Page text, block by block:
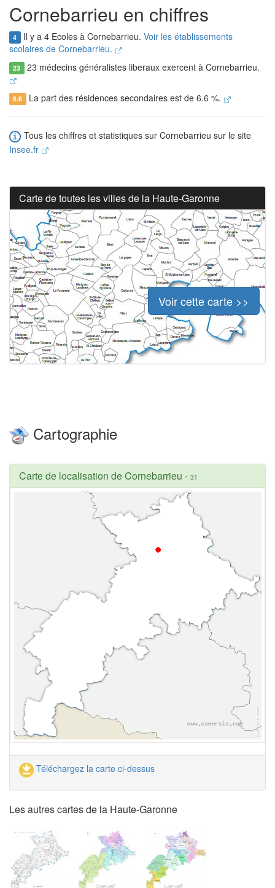
Cornebarrieu en chiffres
4 Il y a 4 Ecoles à Cornebarrieu. Voir les établissements
scolaires de Cornebarrieu.
23 23 médecins généralistes liberaux exercent à Cornebarrieu.
6.6 La part des résidences secondaires est de 6.6 %.
Tous les chiffres et statistiques sur Cornebarrieu sur le site
Insee.fr
Carte de toutes les villes de la Haute-Garonne
Voir cette carte >>
Cartographie
Carte de localisation de Cornebarrieu - 31
Téléchargez la carte ci-dessus
Les autres cartes de la Haute-Garonne